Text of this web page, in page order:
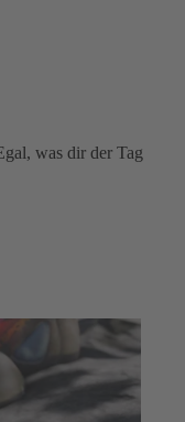
was dir der Tag